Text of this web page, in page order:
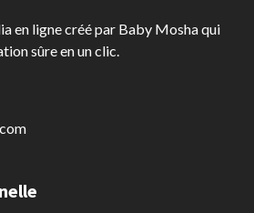
en ligne créé par Baby Mosha qui
sûre en un clic.